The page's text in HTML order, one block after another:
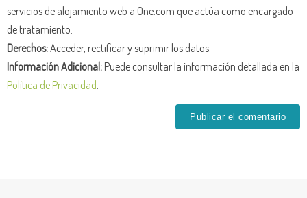
servicios de alojamiento web a One.com que actúa como encargado
de tratamiento.
Derechos:Acceder, rectificar y suprimir los datos.
Información Adicional:Puede consultar la información detallada en la
Política de Privacidad